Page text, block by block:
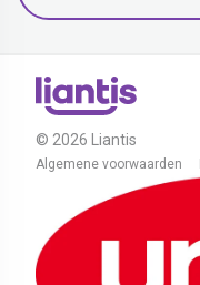
© 2026 Liantis
Algemene voorwaarden